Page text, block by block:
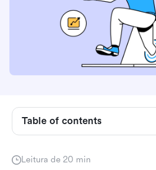
Leitura de 20 min
Table of contents
O que são ferramentas scrum?
empresas?